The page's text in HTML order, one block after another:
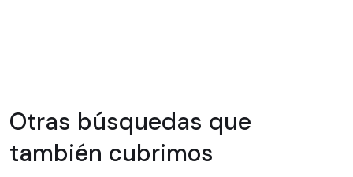
Otras búsquedas que
también cubrimos